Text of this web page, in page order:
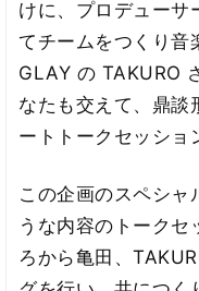
けに、プロデューサ
てチームをつくり音
GLAY の TAKURO
なたも交えて、鼎
ートトークセッショ
この企画のスペシャ
うな内容のトークセ
ろから亀田、